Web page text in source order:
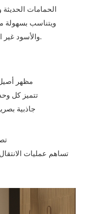
الحمامات الحديثة
ويتناسب بسهولة
والأسود غير اللامع والبرونزي أو الفولاذ المقاوم للصدأ.
مظهر
تتميز كل
جاذبية
تساهم عمليات